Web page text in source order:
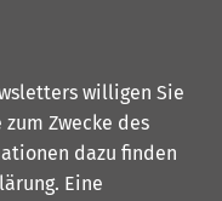
willigen Sie
Zwecke des
dazu finden
. Eine